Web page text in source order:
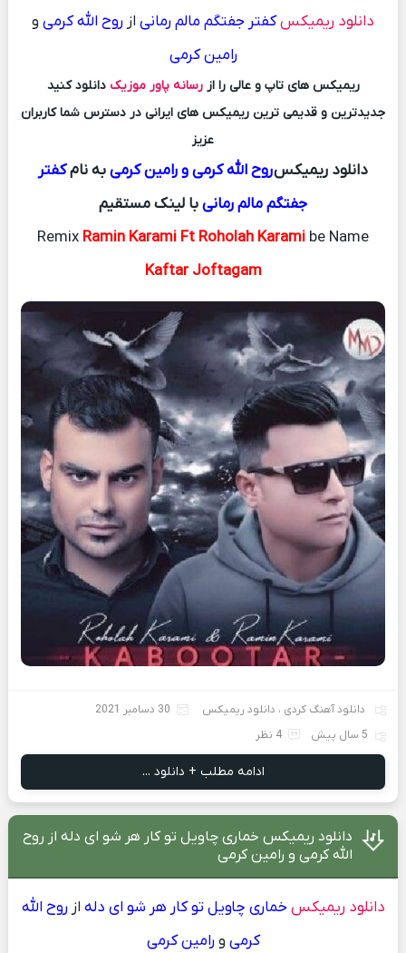
دانلود ریمیکسکفتر جفتگم مالم رمانی از روح الله کرمی و
رامین کرمی
ریمیکس های تاپ و عالی را ازرسانه پاور موزیک دانلود کنید
جدیدترین و قدیمی ترین ریمیکس های ایرانی در دسترس شما کاربران
عزیز
دانلود ریمیکسروح الله کرمی و رامین کرمیبه نامکفتر
جفتگم مالم رمانیبا لینک مستقیم
Remix Ramin Karami Ft Roholah Karami be Name
Kaftar Joftagam
دانلود آهنگ کردی ، دانلود ریمیکس
30 دسامبر 2021
5 سال پیش
4 نظر
ادامه مطلب + دانلود ...
دانلود ریمیکس خماری چاویل تو کار هر شو ای دله از روح
الله کرمی و رامین کرمی
دانلود ریمیکس خماری چاویل تو کار هر شو ای دله از روح الله
کرمی و رامین کرمی